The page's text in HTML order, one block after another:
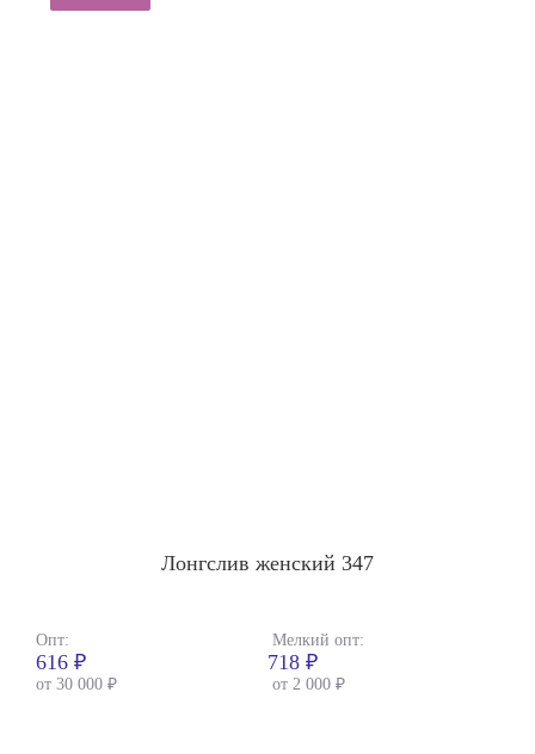
Лонгслив женский 347
Опт: Мелкий опт:
616 ₽ 718 ₽
от 30 000 ₽ от 2 000 ₽